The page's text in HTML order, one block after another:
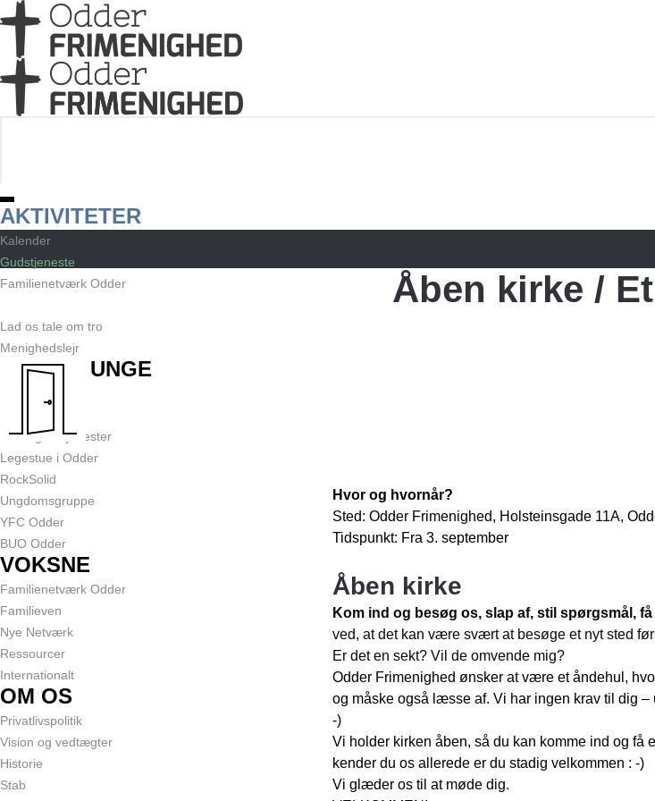
AKTIVITETER
Kalender
Gudstjeneste
Familienetværk Odder
Lad os tale om tro
Menighedslejr
BØRN & UNGE
Børnegudstjenester
Legestue i Odder
RockSolid
Ungdomsgruppe
YFC Odder
BUO Odder
VOKSNE
Familienetværk Odder
Familieven
Nye Netværk
Ressourcer
Internationalt
OM OS
Privatlivspolitik
Vision og vedtægter
Historie
Stab
Åben kirke /
Hvor og hvornår?
Sted: Odder Frimenighed, Holsteinsgade 11A,
Tidspunkt: Fra 3. september
Åben kirke
Kom ind og besøg os, slap af, stil spørgsmål,
ved, at det kan være svært at besøge et nyt sted
Er det en sekt? Vil de omvende mig?
Odder Frimenighed ønsker at være et åndehul,
og måske også læsse af. Vi har ingen krav til dig
-)
Vi holder kirken åben, så du kan komme ind og få
kender du os allerede er du stadig velkommen : -)
Vi glæder os til at møde dig.